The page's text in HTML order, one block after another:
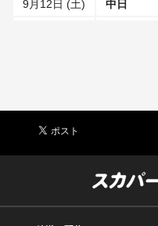
9月12日 (土)
中日
9月17日 (木)
9月18日 (金)
横浜DeNA
横浜DeNA
9月20日 (日)
巨人